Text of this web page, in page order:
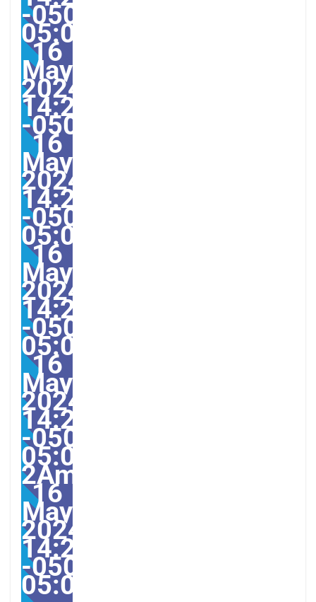
-0500-
05:002America/
16
May
2024
14:25:00
-
16
May
2024
14:25:00
-0500-
05:00America/
16
May
2024
14:25:00
-0500-
05:000031#/31Thu,
16
May
2024
14:25:00
-0500-
05:00-
2America/
16
May
2024
14:25:00
-0500-
05:00America/